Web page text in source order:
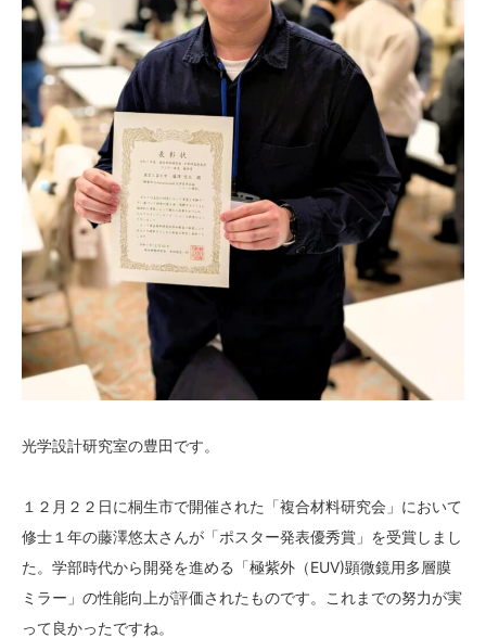
光学設計研究室の豊田です。
１２月２２日に桐生市で開催された「複合材料研究会」において
修士１年の藤澤悠太さんが「ポスター発表優秀賞」を受賞しまし
た。学部時代から開発を進める「極紫外（EUV)顕微鏡用多層膜
ミラー」の性能向上が評価されたものです。これまでの努力が実
って良かったですね。